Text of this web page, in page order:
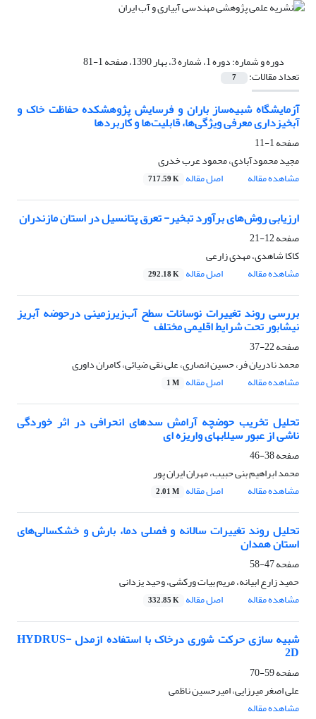
دوره و شماره:دوره 1، شماره 3، بهار 1390، صفحه 1-81
تعداد مقالات: 7
آزمایشگاه شبیه‌ساز باران و فرسایش پژوهشکده حفاظت خاک و
آبخیزداری معرفی ویژگی‌‌ها، قابلیت‌‌ها و کاربردها
صفحه1-11
مجید محمودآبادی، محمود عرب خدری
مشاهده مقاله
اصل مقاله 717.59 K
ارزیابی روش‌های برآورد تبخیر- تعرق پتانسیل در استان مازندران
صفحه12-21
کاکا شاهدی، مهدی زارعی
مشاهده مقاله
اصل مقاله 292.18 K
بررسی روند تغییرات نوسانات سطح آب‌زیرزمینی‌ درحوضه آبریز
نیشابور تحت شرایط اقلیمی مختلف
صفحه22-37
محمد نادریان فر، حسین انصاری، علی نقی ضیائی، کامران داوری
مشاهده مقاله
اصل مقاله 1 M
تحلیل تخریب حوضچه آرامش سدهای انحرافی در اثر خوردگی
ناشی از عبور سیلابهای واریزه ای
صفحه38-46
محمد ابراهیم بنی حبیب، مهران ایران پور
مشاهده مقاله
اصل مقاله 2.01 M
تحلیل روند تغییرات سالانه و فصلی دما، بارش و خشکسالی‌های
استان همدان
صفحه47-58
حمید زارع ابیانه، مریم بیات ورکشی، وحید یزدانی
مشاهده مقاله
اصل مقاله 332.85 K
شبیه سازی حرکت شوری درخاک با استفاده ازمدل HYDRUS-
2D
صفحه59-70
علی اصغر میرزایی، امیرحسین ناظمی
مشاهده مقاله